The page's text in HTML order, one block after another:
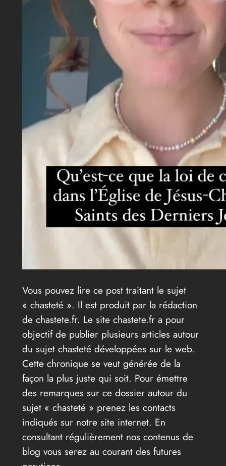
Vous pouvez lire ce post traitant le sujet
« chasteté ». Il est produit par la rédaction
de chastete.fr. Le site chastete.fr a pour
objectif de publier plusieurs articles autour
du sujet chasteté développées sur le web.
Cette chronique se veut générée de la
façon la plus juste qui soit. Pour émettre
des remarques sur ce dossier autour du
sujet « chasteté » prenez les contacts
indiqués sur notre site internet. En
consultant régulièrement nos contenus de
blog vous serez au courant des futures